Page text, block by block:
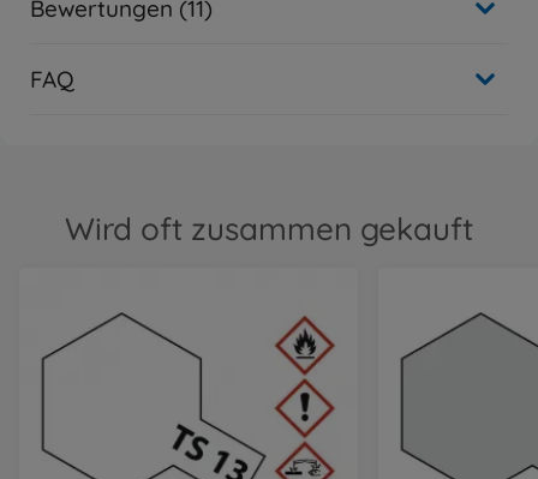
Bewertungen (11)
FAQ
Wird oft zusammen gekauft